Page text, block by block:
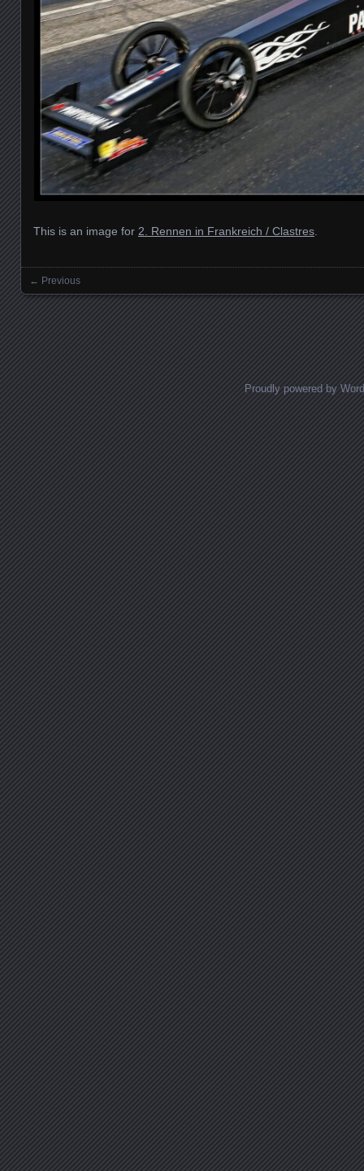
This is an image for 2. Rennen in Frankreich / Clastres.
Images navigation
← Previous
Proudly powered by